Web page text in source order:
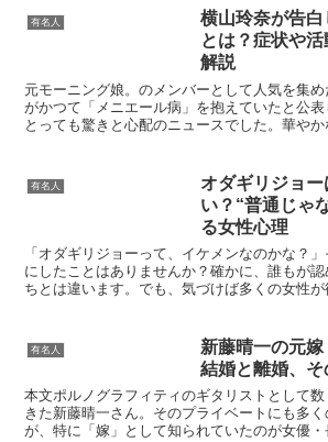
有名人
横山玲奈が告
とは？症状や
解説
元モーニング娘。のメンバーとして人気を集
がかつて「メニエール病」を抱えていたと公
とっても驚きと心配のニュースでした。華やか
有名人
オダギリジョ
い？“普通じゃ
る女性心理
「オダギリジョーって、イケメンなのかな？
にしたことはありませんか？確かに、誰もが認
ちとは違います。でも、気づけば多くの女性
有名人
新藤晴一の元
結婚と離婚、そ
本文ポルノグラフィティのギタリストとして
きた新藤晴一さん。そのプライベートにも多
が、特に「嫁」として知られていたのが女優